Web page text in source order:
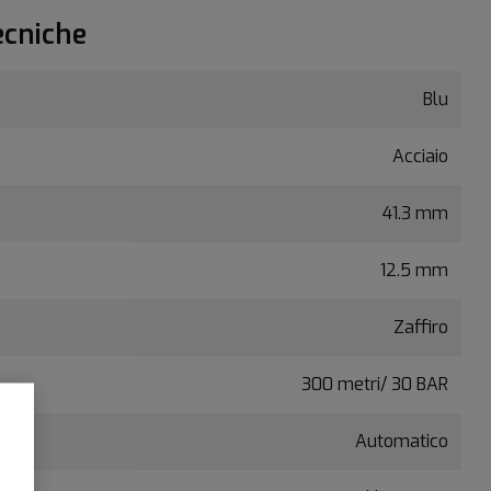
Blu
Acciaio
41.3 mm
12.5 mm
Zaffiro
300 metri/ 30 BAR
Automatico